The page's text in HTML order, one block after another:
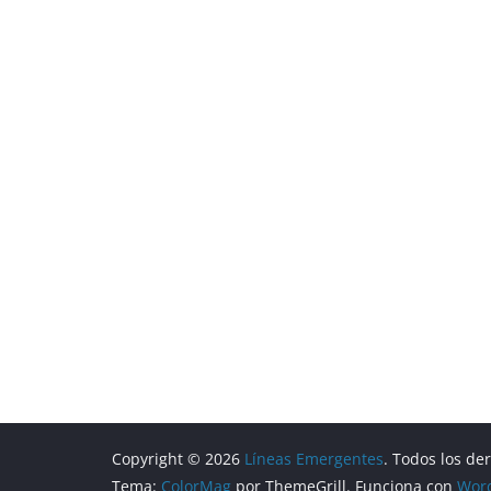
Copyright © 2026 Líneas Emergentes. Todos los
Tema: ColorMag por ThemeGrill. Funciona con